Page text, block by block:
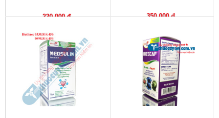
Gan,
Thận,
Tiêu
hóa
Cơ
220,000 đ 350,000 đ